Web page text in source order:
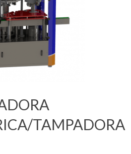
TAMPADORA